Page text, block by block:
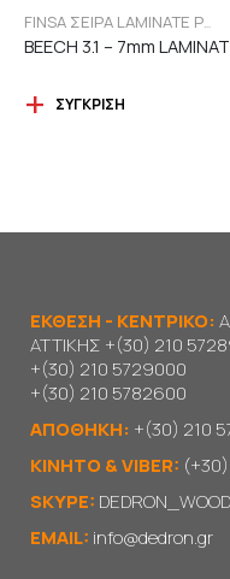
ΣΎΓΚΡΙΣΗ
ΕΚΘΕΣΗ - ΚΕΝΤΡΙΚΟ:
ΑΤΤΙΚΗΣ +(30) 210
+(30) 210 5729000
+(30) 210 5782600
ΑΠΟΘΗΚΗ: +(30) 210
KΙΝΗΤΟ & VIBER:
SKYPE:
EMAIL: info@dedron.gr